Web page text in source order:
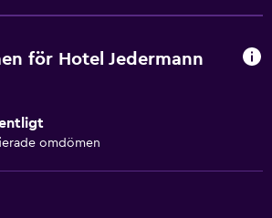
för Hotel Jedermann
omdömen